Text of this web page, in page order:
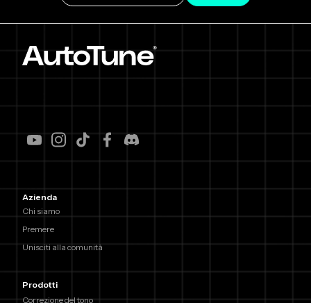
Azienda
Chi siamo
Premere
Unisciti alla comunità
Prodotti
Correzione del tono